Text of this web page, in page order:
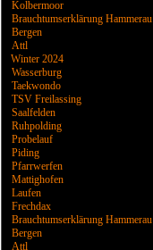
Kolbermoor
Brauchtumserklärung Hammerau
Bergen
Attl
Winter 2024
Wasserburg
Taekwondo
TSV Freilassing
Saalfelden
Ruhpolding
Probelauf
Piding
Pfarrwerfen
Mattighofen
Laufen
Frechdax
Brauchtumserklärung Hammerau
Bergen
Attl